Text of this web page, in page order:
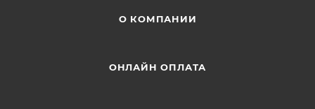
О КОМПАНИИ
ОНЛАЙН ОПЛАТА